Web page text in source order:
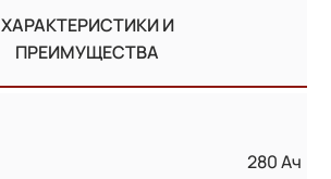
ХАРАКТЕРИСТИКИ И
ПРЕИМУЩЕСТВА
280 Ач